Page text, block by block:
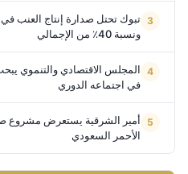
ونسبة 40٪ من الإجمالي
المجلس الاقتصادي والتنموي
في اجتماعه الدوري
أمير الشرقية يستعرض مشروع
الأحمر السعودي